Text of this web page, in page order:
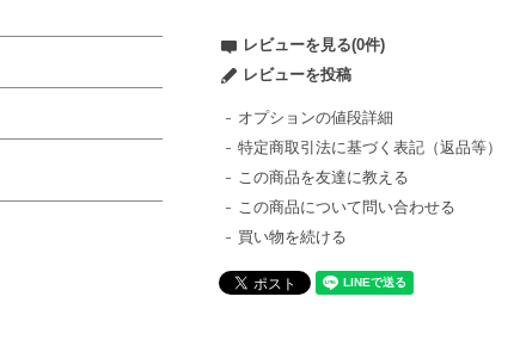
レビューを見る(0件)
レビューを投稿
オプションの値段詳細
特定商取引法に基づく表記（返品等）
この商品を友達に教える
この商品について問い合わせる
買い物を続ける